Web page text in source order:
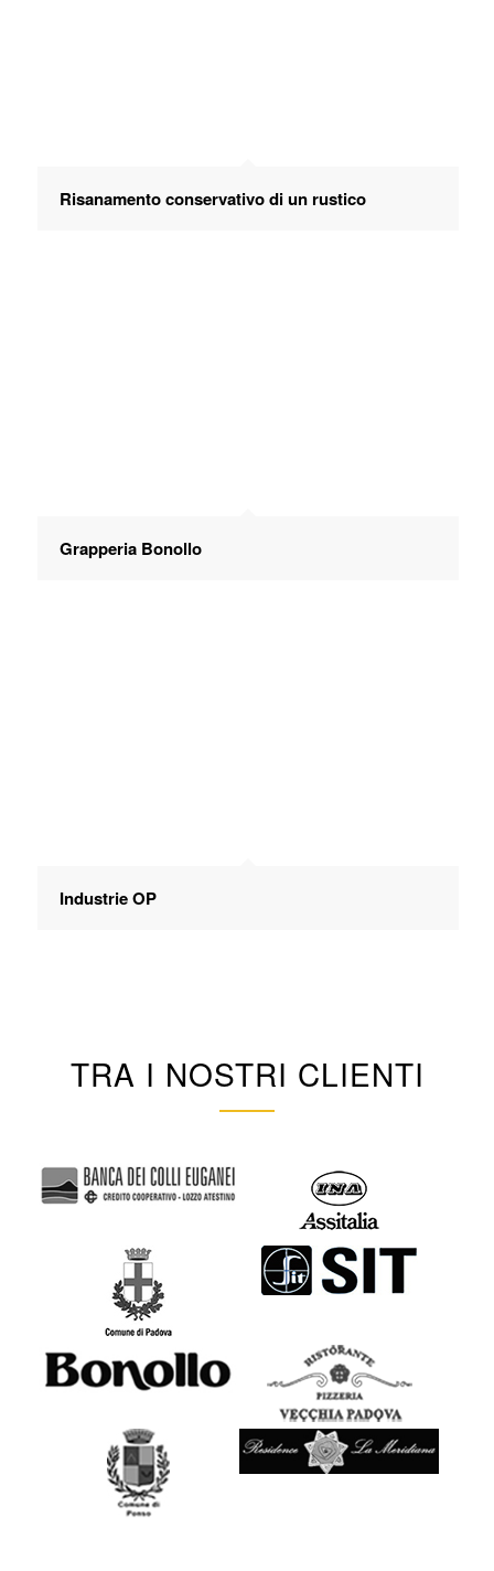
Risanamento conservativo di un rustico
Grapperia Bonollo
Industrie OP
TRA I NOSTRI CLIENTI